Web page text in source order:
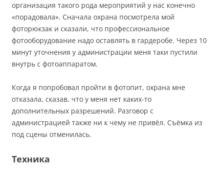
организация такого рода мероприятий у нас конечно
«порадовала». Сначала охрана посмотрела мой
фоторюкзак и сказали, что профессиональное
фотооборудование надо оставлять в гардеробе. Через 10
минут уточнения у администрации меня таки пустили
внутрь с фотоаппаратом.
Когда я попробовал пройти в фотопит, охрана мне
отказала, сказав, что у меня нет каких-то
дополнительных разрешений. Разговор с
администрацией также ни к чему не привёл. Съёмка из
под сцены отменилась.
Техника